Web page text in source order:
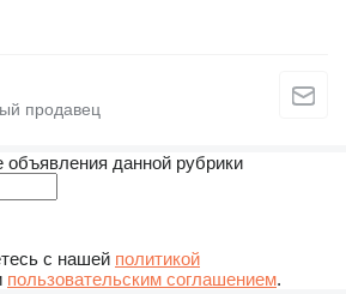
данной рубрики
с нашей политикой
пользовательским соглашением.